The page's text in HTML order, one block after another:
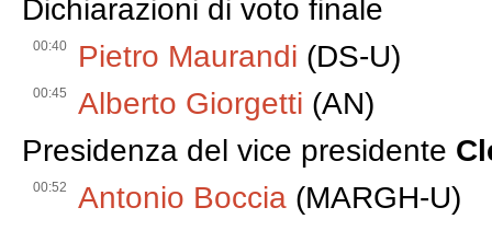
Dichiarazioni di voto finale
00:40 Pietro Maurandi (DS-U)
00:45 Alberto Giorgetti (AN)
Presidenza del vice presidente
00:52 Antonio Boccia (MARGH-U)